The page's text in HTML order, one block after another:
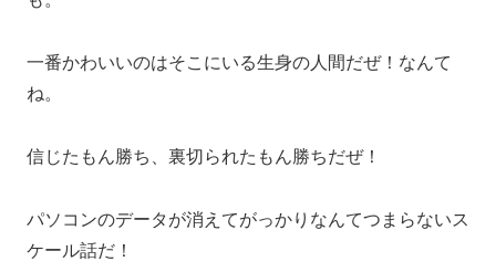
一番かわいいのはそこにいる生身の人間だぜ！なんて
ね。
信じたもん勝ち、裏切られたもん勝ちだぜ！
パソコンのデータが消えてがっかりなんてつまらないス
ケール話だ！